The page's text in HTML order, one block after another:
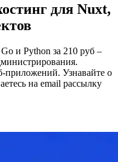
для Nuxt,
и Python за 210 руб –
приложений. Узнавайте о
на email рассылку